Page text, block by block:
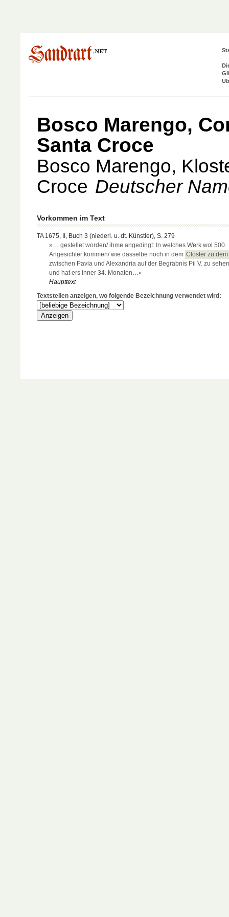
Bosco Marengo,
Santa Croce
Bosco Marengo,
Croce Deutscher
Vorkommen im Text
TA 1675, II, Buch 3 (niederl. u. dt. Künstler), S. 279
»… gestellet worden/ ihme angedingt: In welches Werk wol 500.
Angesichter kommen/ wie dasselbe noch in dem Closter zu
zwischen Pavia und Alexandria auf der Begräbnis Pii V. zu
und hat ers inner 34. Monaten…«
Haupttext
Textstellen anzeigen, wo folgende Bezeichnung verwendet wird: